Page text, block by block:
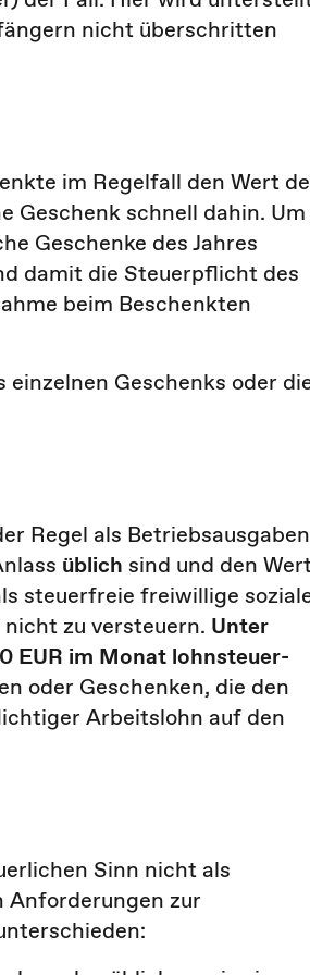
nicht überschritten
im Regelfall den Wert
Geschenk schnell dahin. Um
Geschenke des Jahres
damit die Steuerpflicht des
beim Beschenkten
Geschenks oder
Regel als Betriebsausgaben
üblich sind und den
steuerfreie freiwillige
zu versteuern. Unter
EUR im Monat lohnsteuer-
oder Geschenken, die den
Arbeitslohn auf den
Sinn nicht als
Anforderungen zur